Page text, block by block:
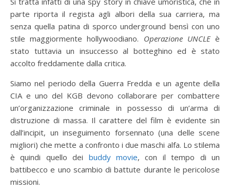
parte riporta il regista agli albori della sua carriera, ma
senza quella patina di sporco underground bensì con uno
stile maggiormente hollywoodiano. Operazione UNCLEè
stato tuttavia un insuccesso al botteghino ed è stato
accolto freddamente dalla critica.
Siamo nel periodo della Guerra Fredda e un agente della
CIA e uno del KGB devono collaborare per combattere
un’organizzazione criminale in possesso di un’arma di
distruzione di massa. Il carattere del film è evidente sin
dall’incipit, un inseguimento forsennato (una delle scene
migliori) che mette a confronto i due maschi alfa. Lo stilema
è quindi quello dei buddy movie, con il tempo di un
battibecco e uno scambio di battute durante le pericolose
missioni.